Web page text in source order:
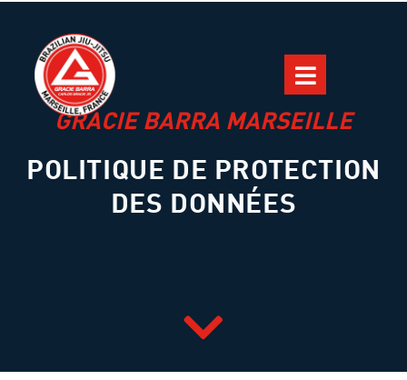
GRACIE BARRA MARSEILLE
POLITIQUE DE PROTECTION
DES DONNÉES